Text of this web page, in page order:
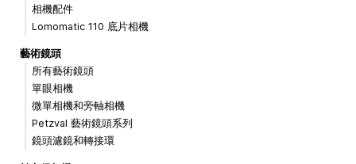
相機配件
Lomomatic 110 底片相機
藝術鏡頭
所有藝術鏡頭
單眼相機
微單相機和旁軸相機
Petzval 藝術鏡頭系列
鏡頭濾鏡和轉接環